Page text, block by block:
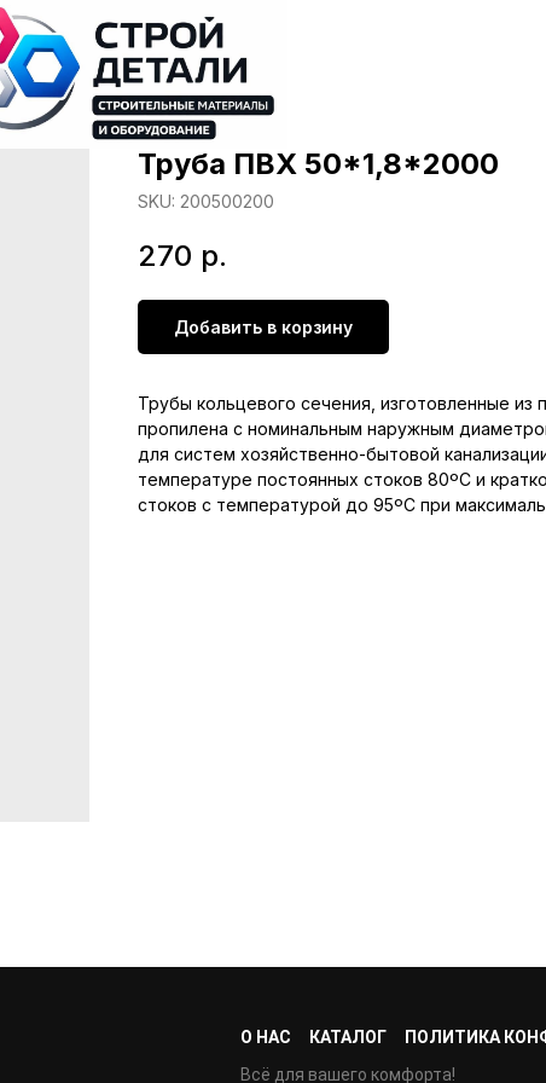
Труба ПВХ 50*1,8*2000
SKU: 200500200
270 р.
Добавить в корзину
Трубы кольцевого сечения, изготовленные из
пропилена с номинальным наружным
для систем хозяйственно-бытовой
температуре постоянных стоков 80ºС и
стоков с температурой до 95ºС при
О НАС КАТАЛОГ ПОЛИТИКА
Всё для вашего комфорта!